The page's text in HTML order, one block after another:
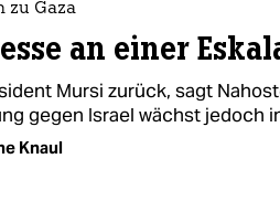
zu Gaza
an einer
Mursi zurück, sagt
gegen Israel wächst jedoch
Knaul